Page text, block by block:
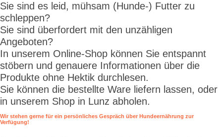
Sie sind es leid, mühsam (Hunde-) Futter zu
schleppen?
Sie sind überfordert mit den unzähligen
Angeboten?
In unserem Online-Shop können Sie entspannt
stöbern und genauere Informationen über die
Produkte ohne Hektik durchlesen.
Sie können die bestellte Ware liefern lassen, oder
in unserem Shop in Lunz abholen.
Wir stehen gerne für ein persönliches Gespräch über Hundeernährung zur
Verfügung!